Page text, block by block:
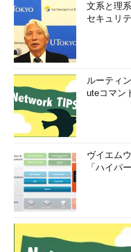
文系と理
セキュリ
ルーティ
uteコマン
ヴイエム
「ハイパ